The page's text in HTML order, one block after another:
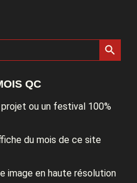
Search Button
QC
ou un festival 100%
du mois de ce site
image en haute résolution